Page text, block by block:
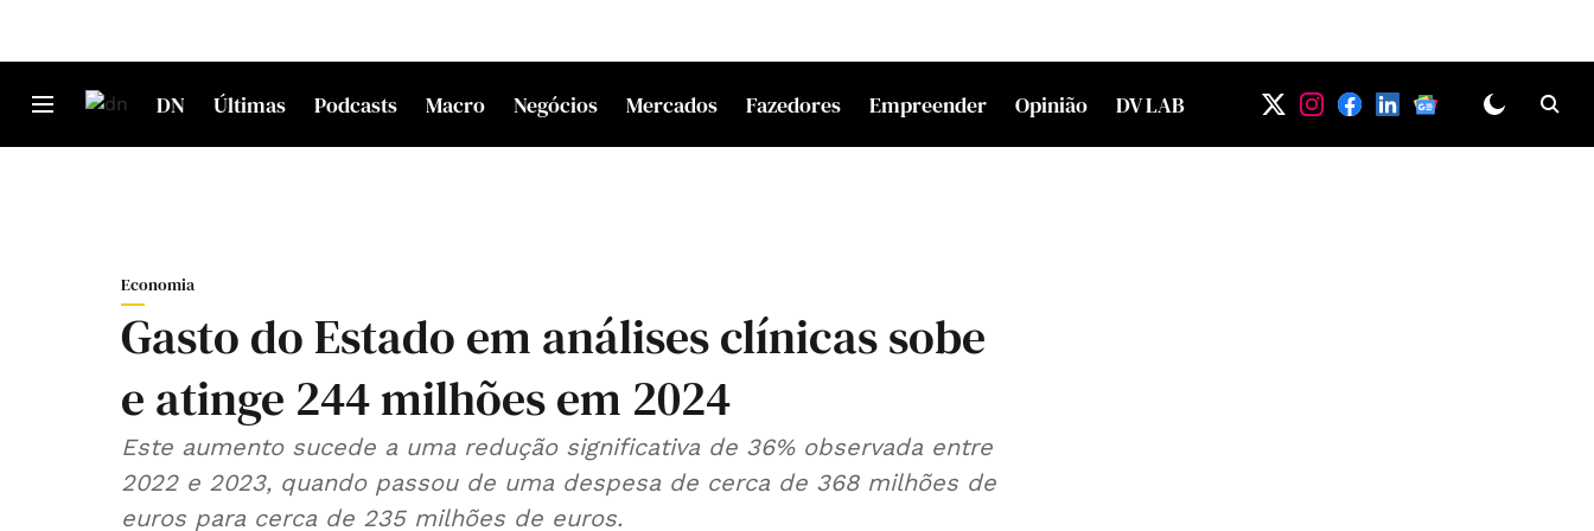
DN Últimas Podcasts Macro Negócios Mercados Fazedores Empreender Opinião DV LAB
Economia
Gasto do Estado em análises clínicas sobe
e atinge 244 milhões em 2024
Este aumento sucede a uma redução significativa de 36% observada entre
2022 e 2023, quando passou de uma despesa de cerca de 368 milhões de
euros para cerca de 235 milhões de euros.